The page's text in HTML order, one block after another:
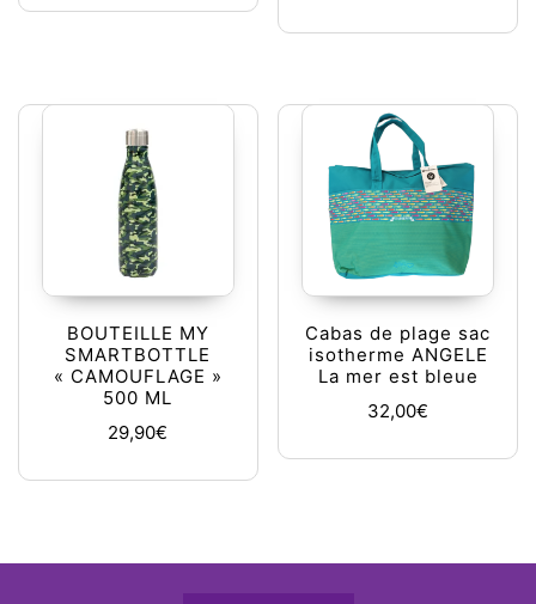
BOUTEILLE MY
SMARTBOTTLE
« CAMOUFLAGE »
500 ML
29,90€
Cabas de plage sac
isotherme ANGELE
La mer est bleue
32,00€